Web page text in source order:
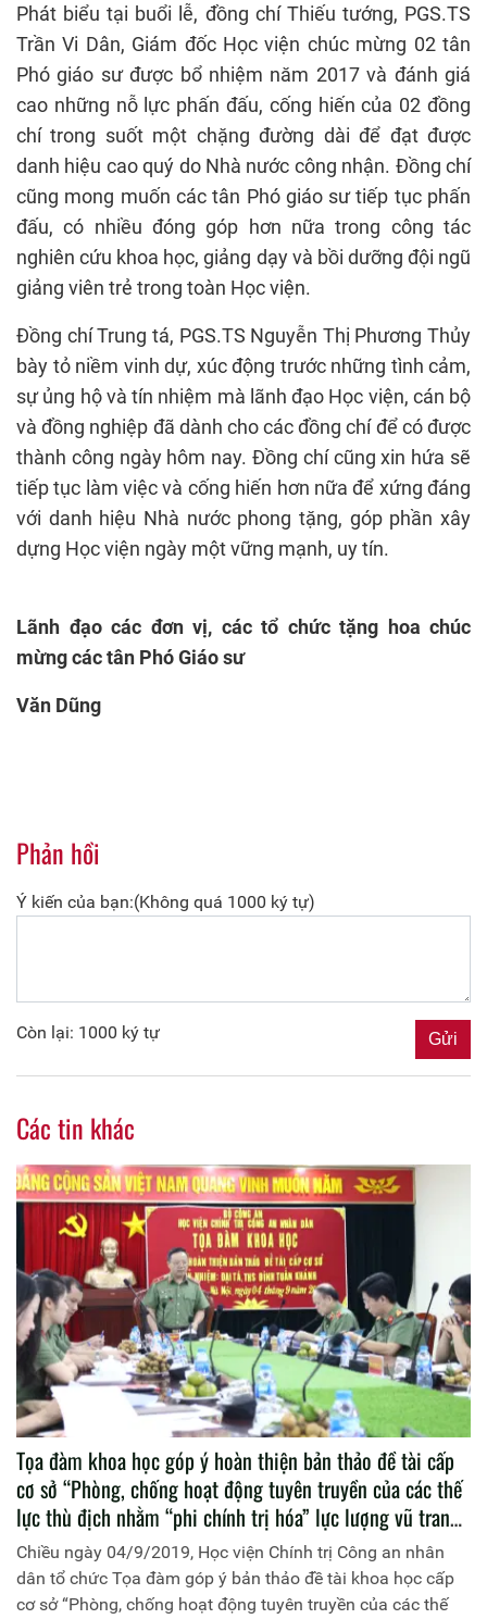
Phát biểu tại buổi lễ, đồng chí Thiếu tướng, PGS.TS
Trần Vi Dân, Giám đốc Học viện chúc mừng 02 tân
Phó giáo sư được bổ nhiệm năm 2017 và đánh giá
cao những nỗ lực phấn đấu, cống hiến của 02 đồng
chí trong suốt một chặng đường dài để đạt được
danh hiệu cao quý do Nhà nước công nhận. Đồng chí
cũng mong muốn các tân Phó giáo sư tiếp tục phấn
đấu, có nhiều đóng góp hơn nữa trong công tác
nghiên cứu khoa học, giảng dạy và bồi dưỡng đội ngũ
giảng viên trẻ trong toàn Học viện.
Đồng chí Trung tá, PGS.TS Nguyễn Thị Phương Thủy
bày tỏ niềm vinh dự, xúc động trước những tình cảm,
sự ủng hộ và tín nhiệm mà lãnh đạo Học viện, cán bộ
và đồng nghiệp đã dành cho các đồng chí để có được
thành công ngày hôm nay. Đồng chí cũng xin hứa sẽ
tiếp tục làm việc và cống hiến hơn nữa để xứng đáng
với danh hiệu Nhà nước phong tặng, góp phần xây
dựng Học viện ngày một vững mạnh, uy tín.
Lãnh đạo các đơn vị, các tổ chức tặng hoa chúc
mừng các tân Phó Giáo sư
Văn Dũng
Phản hồi
Ý kiến của bạn:(Không quá 1000 ký tự)
Còn lại: 1000 ký tự
Các tin khác
Tọa đàm khoa học góp ý hoàn thiện bản thảo đề tài cấp
cơ sở “Phòng, chống hoạt động tuyên truyền của các thế
lực thù địch nhằm “phi chính trị hóa” lực lượng vũ trang
hiện nay”
Chiều ngày 04/9/2019, Học viện Chính trị Công an nhân
dân tổ chức Tọa đàm góp ý bản thảo đề tài khoa học cấp
cơ sở “Phòng, chống hoạt động tuyên truyền của các thế